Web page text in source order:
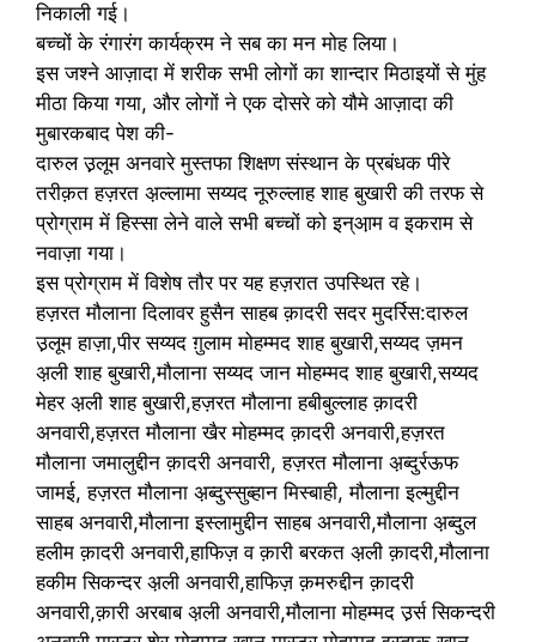
निकाली गई।
बच्चों के रंगारंग कार्यक्रम ने सब का मन मोह लिया।
इस जश्ने आज़ादा में शरीक सभी लोगों का शान्दार मिठाइयों से मुंह
मीठा किया गया, और लोगों ने एक दोसरे को यौमे आज़ादा की
मुबारकबाद पेश की-
दारुल उ़़लूम अनवारे मुस्तफा शिक्षण संस्थान के प्रबंधक पीरे
तरीक़त हज़रत अ़ल्लामा सय्यद नूरुल्लाह शाह बुखारी की तरफ से
प्रोग्राम में हिस्सा लेने वाले सभी बच्चों को इन्आ़म व इकराम से
नवाज़ा गया।
इस प्रोग्राम में विशेष तौर पर यह हज़रात उपस्थित रहे।
हज़रत मौलाना दिलावर हुसैन साहब क़ादरी सदर मुदर्रिस:दारुल
उ़लूम हाज़ा,पीर सय्यद ग़ुलाम मोहम्मद शाह बुखारी,सय्यद ज़मन
अ़ली शाह बुखारी,मौलाना सय्यद जान मोहम्मद शाह बुखारी,सय्यद
मेहर अ़ली शाह बुखारी,हज़रत मौलाना हबीबुल्लाह क़ादरी
अनवारी,हज़रत मौलाना खैर मोहम्मद क़ादरी अनवारी,हज़रत
मौलाना जमालुद्दीन क़ादरी अनवारी, हज़रत मौलाना अ़ब्दुर्रऊफ
जामई, हज़रत मौलाना अ़ब्दुस्सुब्हान मिस्बाही, मौलाना इल्मुद्दीन
साहब अनवारी,मौलाना इस्लामुद्दीन साहब अनवारी,मौलाना अ़ब्दुल
हलीम क़ादरी अनवारी,हाफिज़ व क़ारी बरकत अ़ली क़ादरी,मौलाना
हकीम सिकन्दर अ़ली अनवारी,हाफिज़ क़मरुद्दीन क़ादरी
अनवारी,क़ारी अरबाब अ़ली अनवारी,मौलाना मोहम्मद उ़र्स सिकन्दरी